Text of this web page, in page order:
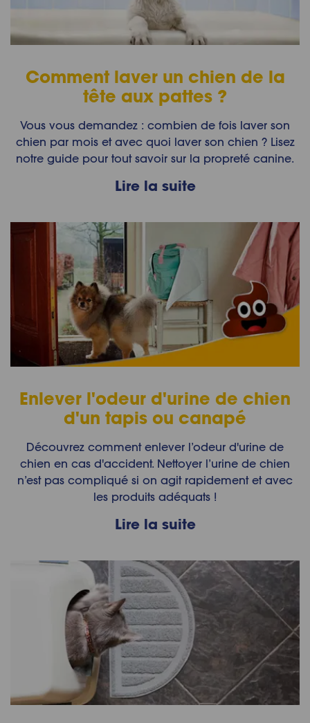
Comment laver un chien de la
tête aux pattes ?
Vous vous demandez : combien de fois laver son
chien par mois et avec quoi laver son chien ? Lisez
notre guide pour tout savoir sur la propreté canine.
Lire la suite
Enlever l'odeur d'urine de chien
d'un tapis ou canapé
Découvrez comment enlever l’odeur d'urine de
chien en cas d'accident. Nettoyer l’urine de chien
n’est pas compliqué si on agit rapidement et avec
les produits adéquats !
Lire la suite